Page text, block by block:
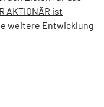
AKTIONÄR ist
weitere Entwicklung